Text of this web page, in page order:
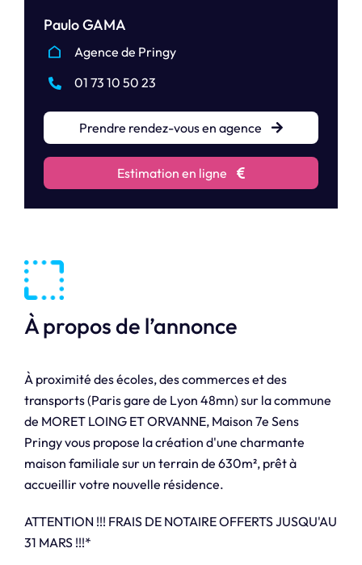
Paulo GAMA
Agence de Pringy
01 73 10 50 23
Prendre rendez-vous en agence
Estimation en ligne
À propos de l’annonce
À proximité des écoles, des commerces et des
transports (Paris gare de Lyon 48mn) sur la commune
de MORET LOING ET ORVANNE, Maison 7e Sens
Pringy vous propose la création d'une charmante
maison familiale sur un terrain de 630m², prêt à
accueillir votre nouvelle résidence.
ATTENTION !!! FRAIS DE NOTAIRE OFFERTS JUSQU'AU
31 MARS !!!*